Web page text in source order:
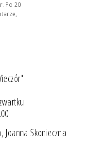
Po 20
Joanna Skonieczna